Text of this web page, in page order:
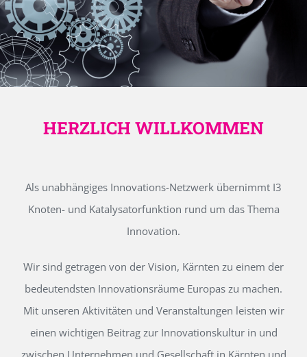
HERZLICH WILLKOMMEN
Als unabhängiges Innovations-Netzwerk übernimmt I3
Knoten- und Katalysatorfunktion rund um das Thema
Innovation.
Wir sind getragen von der Vision, Kärnten zu einem der
bedeutendsten Innovationsräume Europas zu machen.
Mit unseren Aktivitäten und Veranstaltungen leisten wir
einen wichtigen Beitrag zur Innovationskultur in und
zwischen Unternehmen und Gesellschaft in Kärnten und